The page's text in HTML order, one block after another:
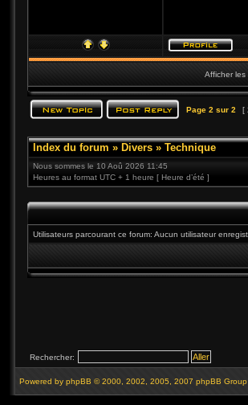
Afficher les
Page 2 sur 2 [
Index du forum » Divers » Technique
Nous sommes le 10 Aoû 2026 11:45
Heures au format UTC + 1 heure [ Heure d’été ]
Utilisateurs parcourant ce forum: Aucun utilisateur
Rechercher:
Powered by phpBB © 2000, 2002, 2005, 2007 phpBB Group